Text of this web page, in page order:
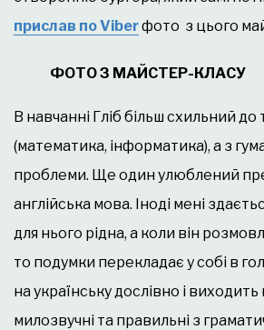
прислав по Viberфото з цього
ФОТО З МАЙСТЕР-КЛАСУ
В навчанні Гліб більш схильний
(математика, інформатика), а з
проблеми. Ще один улюблений
англійська мова. Іноді мені
для нього рідна, а коли він
то подумки перекладає у собі в
на українську дослівно і
милозвучні та правильні з